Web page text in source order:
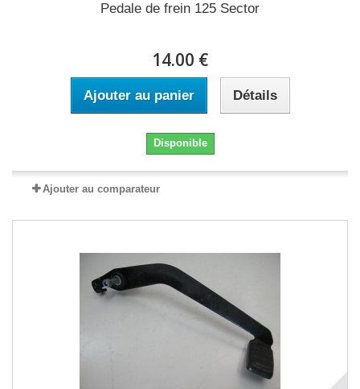
Pedale de frein 125 Sector
14.00 €
Ajouter au panier Détails
Disponible
Ajouter au comparateur